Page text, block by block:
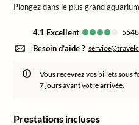
Plongez dans le plus grand
4.1 excellent 5548
Besoin d’aide ?
Vous recevrez vos billets sous
7 jours avant votre arrivée.
Prestations incluses